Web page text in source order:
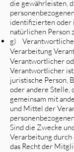
die gewährleisten,
identifizierten oder
natürlichen Person
g)
Verarbeitung
Verantwortlicher
Verantwortlicher
juristische Person,
oder andere Stelle,
gemeinsam mit
und Mittel der
Sind die Zwecke
Verarbeitung durch
das Recht der